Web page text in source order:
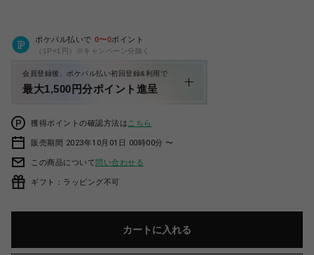
ポケパル払いで 0〜0ポイント
（1P=1円）※キャンペーン分除く
会員登録後、ポケパル払い初回登録&利用で
最大1,500円分ポイント進呈
獲得ポイントの確認方法は こちら
販売期間 2023年10月01日 00時00分 〜
この商品について問い合わせる
ギフト：ラッピング不可
カートに入れる